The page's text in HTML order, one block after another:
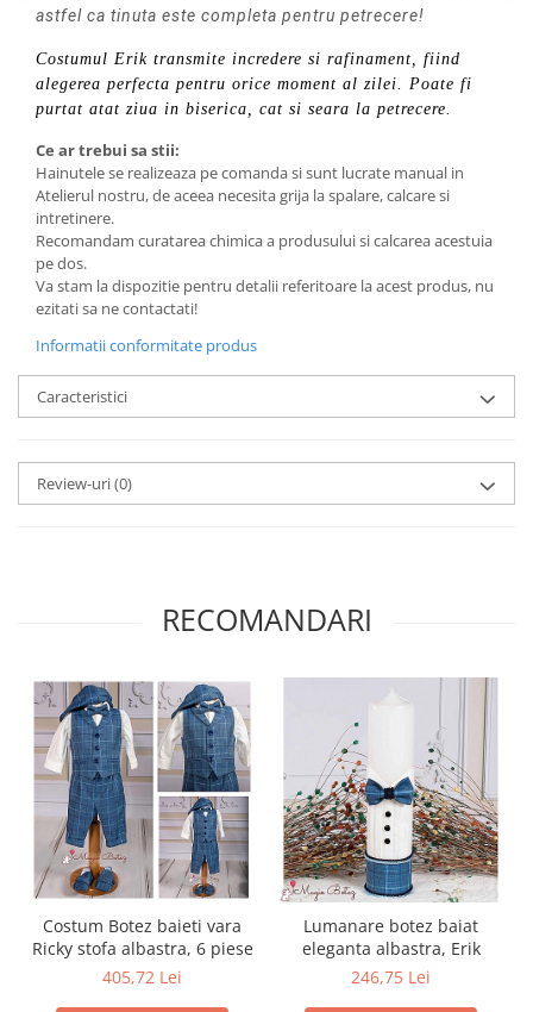
astfel ca tinuta este completa pentru petrecere!
Costumul Erik transmite incredere si rafinament, fiind
alegerea perfecta pentru orice moment al zilei. Poate fi
purtat atat ziua in biserica, cat si seara la petrecere.
Ce ar trebui sa stii:
Hainutele se realizeaza pe comanda si sunt lucrate manual in
Atelierul nostru, de aceea necesita grija la spalare, calcare si
intretinere.
Recomandam curatarea chimica a produsului si calcarea acestuia
pe dos.
Va stam la dispozitie pentru detalii referitoare la acest produs, nu
ezitati sa ne contactati!
Informatii conformitate produs
Caracteristici
Review-uri(0)
RECOMANDARI
Costum Botez baieti vara
Ricky stofa albastra, 6 piese
405,72 Lei
Lumanare botez baiat
eleganta albastra, Erik
246,75 Lei